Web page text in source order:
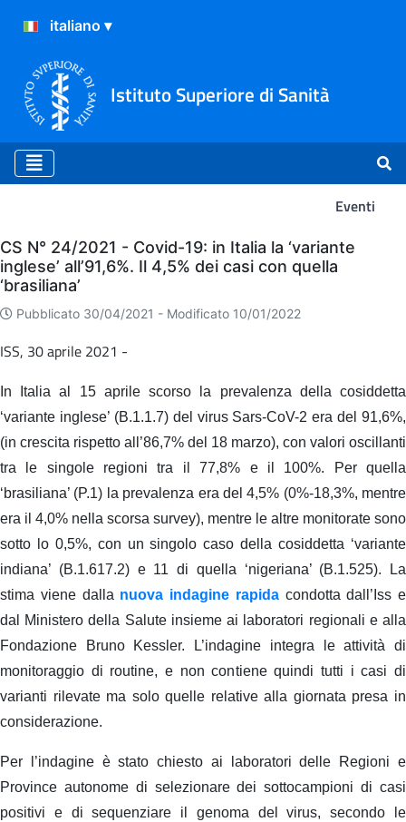
Istituto Superiore di Sanità
Eventi
Eventi
CS N° 24/2021 - Covid-19: in Italia la ‘variante
inglese’ all’91,6%. Il 4,5% dei casi con quella
‘brasiliana’
Pubblicato 30/04/2021 - Modificato 10/01/2022
ISS, 30 aprile 2021 -
In Italia al 15 aprile scorso la prevalenza della cosiddetta
‘variante inglese’ (B.1.1.7) del virus Sars-CoV-2 era del 91,6%,
(in crescita rispetto all’86,7% del 18 marzo), con valori oscillanti
tra le singole regioni tra il 77,8% e il 100%. Per quella
‘brasiliana’ (P.1) la prevalenza era del 4,5% (0%-18,3%, mentre
era il 4,0% nella scorsa survey), mentre le altre monitorate sono
sotto lo 0,5%, con un singolo caso della cosiddetta ‘variante
indiana’ (B.1.617.2) e 11 di quella ‘nigeriana’ (B.1.525). La
stima viene dalla nuova indagine rapidacondotta dall’Iss e
dal Ministero della Salute insieme ai laboratori regionali e alla
Fondazione Bruno Kessler. L’indagine integra le attività di
monitoraggio di routine, e non contiene quindi tutti i casi di
varianti rilevate ma solo quelle relative alla giornata presa in
considerazione.
Per l’indagine è stato chiesto ai laboratori delle Regioni e
Province autonome di selezionare dei sottocampioni di casi
positivi e di sequenziare il genoma del virus, secondo le